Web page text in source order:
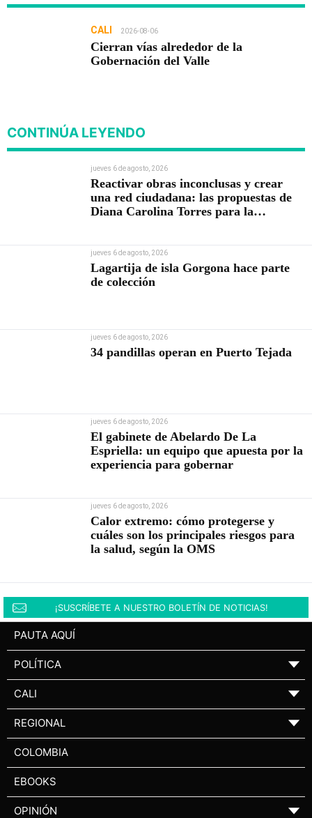
CALI 2026-08-06
Cierran vías alrededor de la
Gobernación del Valle
CONTINÚA LEYENDO
jueves 6 de agosto, 2026
Reactivar obras inconclusas y crear
una red ciudadana: las propuestas de
Diana Carolina Torres para la
jueves 6 de agosto, 2026
Lagartija de isla Gorgona hace parte
de colección
jueves 6 de agosto, 2026
34 pandillas operan en Puerto Tejada
jueves 6 de agosto, 2026
El gabinete de Abelardo De La
Espriella: un equipo que apuesta por la
experiencia para gobernar
jueves 6 de agosto, 2026
Calor extremo: cómo protegerse y
cuáles son los principales riesgos para
la salud, según la OMS
¡SUSCRÍBETE A NUESTRO BOLETÍN DE NOTICIAS!
PAUTA AQUÍ
POLÍTICA ▼
CALI ▼
REGIONAL ▼
COLOMBIA
EBOOKS
OPINIÓN ▼